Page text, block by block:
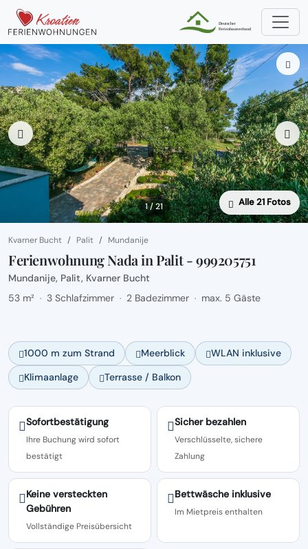
1 / 21 Alle 21 Fotos
Kvarner Bucht Palit Mundanije
Ferienwohnung Nada in Palit - 999205751
Mundanije, Palit, Kvarner Bucht
53 m² · 3 Schlafzimmer · 2 Badezimmer · max. 5 Gäste
1000 m zum Strand Meerblick
WLAN inklusive
Klimaanlage
Terrasse / Balkon
Sofortbestätigung
Ihre Buchung wird sofort
bestätigt
Sicher bezahlen
Verschlüsselte, sichere
Zahlung
Keine versteckten
Gebühren
Vollständige Preisübersicht
Bettwäsche inklusive
Im Mietpreis enthalten